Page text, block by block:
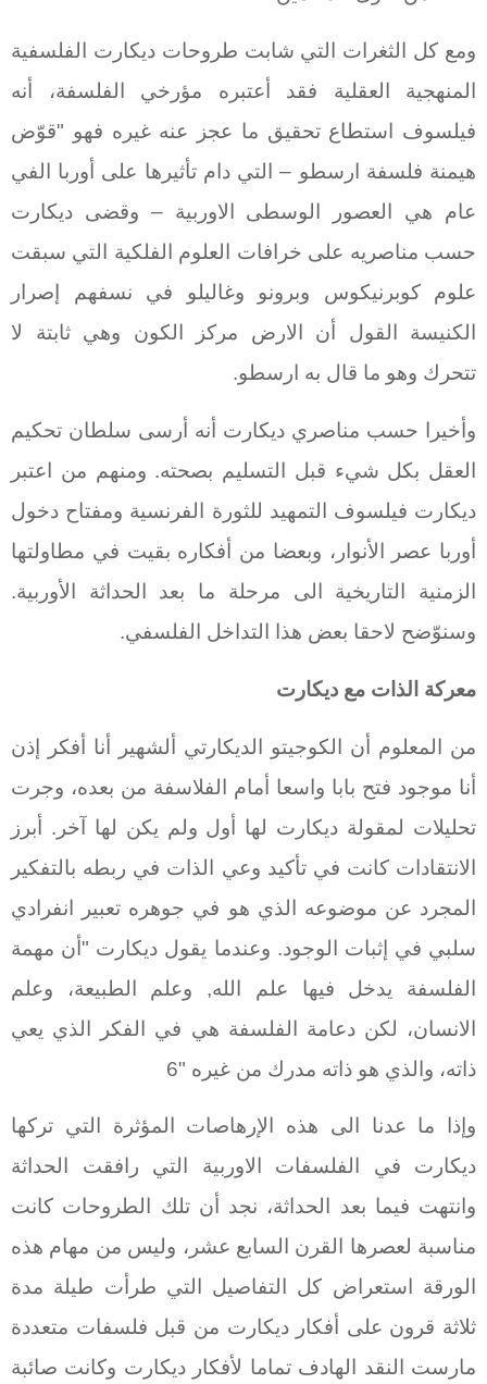
ومع كل الثغرات التي شابت طروحات ديكارت الفلسفية
المنهجية العقلية فقد أعتبره مؤرخي الفلسفة، أنه
فيلسوف استطاع تحقيق ما عجز عنه غيره فهو "قوّض
هيمنة فلسفة ارسطو – التي دام تأثيرها على أوربا الفي
عام هي العصور الوسطى الاوربية – وقضى ديكارت
حسب مناصريه على خرافات العلوم الفلكية التي سبقت
علوم كوبرنيكوس وبرونو وغاليلو في نسفهم إصرار
الكنيسة القول أن الارض مركز الكون وهي ثابتة لا
تتحرك وهو ما قال به ارسطو.
وأخيرا حسب مناصري ديكارت أنه أرسى سلطان تحكيم
العقل بكل شيء قبل التسليم بصحته. ومنهم من اعتبر
ديكارت فيلسوف التمهيد للثورة الفرنسية ومفتاح دخول
أوربا عصر الأنوار، وبعضا من أفكاره بقيت في مطاولتها
الزمنية التاريخية الى مرحلة ما بعد الحداثة الأوربية.
وسنوّضح لاحقا بعض هذا التداخل الفلسفي.
معركة الذات مع ديكارت
من المعلوم أن الكوجيتو الديكارتي ألشهير أنا أفكر إذن
أنا موجود فتح بابا واسعا أمام الفلاسفة من بعده، وجرت
تحليلات لمقولة ديكارت لها أول ولم يكن لها آخر. أبرز
الانتقادات كانت في تأكيد وعي الذات في ربطه بالتفكير
المجرد عن موضوعه الذي هو في جوهره تعبير انفرادي
سلبي في إثبات الوجود. وعندما يقول ديكارت "أن مهمة
الفلسفة يدخل فيها علم الله, وعلم الطبيعة، وعلم
الانسان، لكن دعامة الفلسفة هي في الفكر الذي يعي
ذاته، والذي هو ذاته مدرك من غيره "6
وإذا ما عدنا الى هذه الإرهاصات المؤثرة التي تركها
ديكارت في الفلسفات الاوربية التي رافقت الحداثة
وانتهت فيما بعد الحداثة، نجد أن تلك الطروحات كانت
مناسبة لعصرها القرن السابع عشر، وليس من مهام هذه
الورقة استعراض كل التفاصيل التي طرأت طيلة مدة
ثلاثة قرون على أفكار ديكارت من قبل فلسفات متعددة
مارست النقد الهادف تماما لأفكار ديكارت وكانت صائبة